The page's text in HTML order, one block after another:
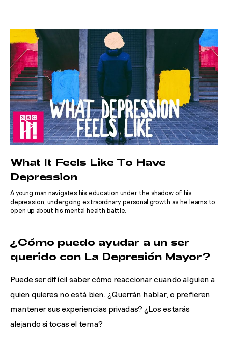
What It Feels Like To Have
Depression
A young man navigates his education under the shadow of his
depression, undergoing extraordinary personal growth as he learns to
open up about his mental health battle.
¿Cómo puedo ayudar a un ser
querido con La Depresión Mayor?
Puede ser difícil saber cómo reaccionar cuando alguien a
quien quieres no está bien. ¿Querrán hablar, o prefieren
mantener sus experiencias privadas? ¿Los estarás
alejando si tocas el tema?